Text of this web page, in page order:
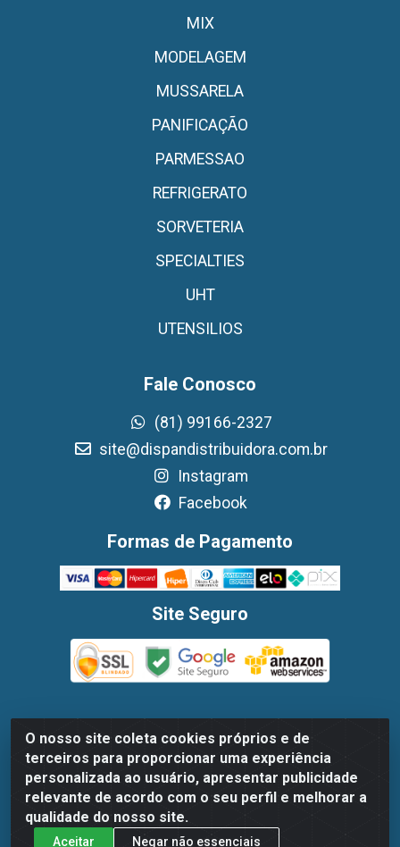
O nosso site coleta cookies próprios e de
terceiros para proporcionar uma experiência
personalizada ao usuário, apresentar publicidade
relevante de acordo com o seu perfil e melhorar a
qualidade do nosso site.
Aceitar Negar não essenciais
MIX
MODELAGEM
MUSSARELA
PANIFICAÇÃO
PARMESSAO
REFRIGERATO
SORVETERIA
SPECIALTIES
UHT
UTENSILIOS
Fale Conosco
(81) 99166-2327
site@dispandistribuidora.com.br
Instagram
Facebook
Formas de Pagamento
Site Seguro
Dispan Distribuidora de Alimentos LTDA - Avenida Marechal
Mascarenhas De Moraes, 1048- Imbiribeira, Recife/PE - CEP
51.170-000 - CNPJ 30.779.584/0003-78